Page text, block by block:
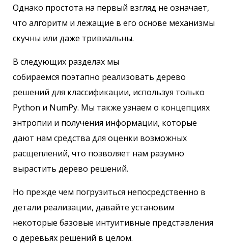
Однако простота на первый взгляд не означает,
что алгоритм и лежащие в его основе механизмы
скучны или даже тривиальны.
В следующих разделах мы
собираемся поэтапно реализовать дерево
решений для классификации, используя только
Python и NumPy. Мы также узнаем о концепциях
энтропии и получения информации, которые
дают нам средства для оценки возможных
расщеплений, что позволяет нам разумно
вырастить дерево решений.
Но прежде чем погрузиться непосредственно в
детали реализации, давайте установим
некоторые базовые интуитивные представления
о деревьях решений в целом.